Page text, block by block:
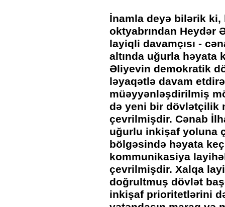
İnamla deyə bilərik
oktyabrından Heydər
layiqli davamçısı -
altında uğurla həyata
Əliyevin demokratik
ləyaqətlə davam
müəyyənləşdirilmiş
də yeni bir dövlətçilik
çevrilmişdir. Cənab
uğurlu inkişaf yoluna
bölgəsində həyata
kommunikasiya
çevrilmişdir. Xalqa
doğrultmuş dövlət
inkişaf prioritetlərini